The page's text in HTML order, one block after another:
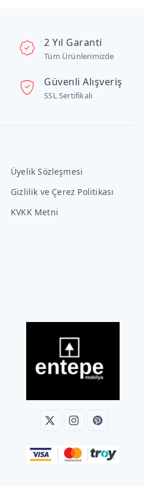
2 Yıl Garanti
Tüm Ürünlerimizde
Güvenli Alışveriş
SSL Sertifikalı
Üyelik Sözleşmesi
Gizlilik ve Çerez Politikası
KVKK Metni